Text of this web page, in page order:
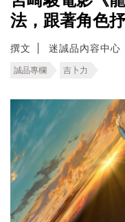
法，跟著角色
撰文 迷誠品內容中心
誠品專欄 吉卜力